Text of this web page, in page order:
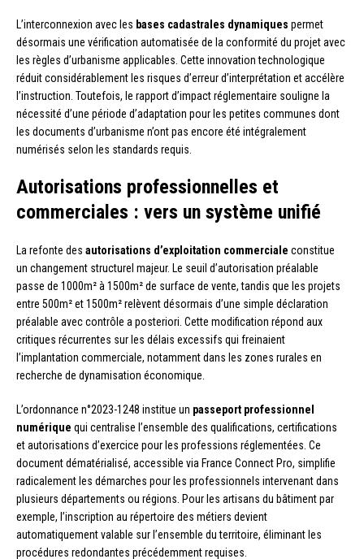
L’interconnexion avec les bases cadastrales dynamiques permet
désormais une vérification automatisée de la conformité du projet avec
les règles d’urbanisme applicables. Cette innovation technologique
réduit considérablement les risques d’erreur d’interprétation et accélère
l’instruction. Toutefois, le rapport d’impact réglementaire souligne la
nécessité d’une période d’adaptation pour les petites communes dont
les documents d’urbanisme n’ont pas encore été intégralement
numérisés selon les standards requis.
Autorisations professionnelles et
commerciales : vers un système unifié
La refonte des autorisations d’exploitation commerciale constitue
un changement structurel majeur. Le seuil d’autorisation préalable
passe de 1000m² à 1500m² de surface de vente, tandis que les projets
entre 500m² et 1500m² relèvent désormais d’une simple déclaration
préalable avec contrôle a posteriori. Cette modification répond aux
critiques récurrentes sur les délais excessifs qui freinaient
l’implantation commerciale, notamment dans les zones rurales en
recherche de dynamisation économique.
L’ordonnance n°2023-1248 institue un passeport professionnel
numérique qui centralise l’ensemble des qualifications, certifications
et autorisations d’exercice pour les professions réglementées. Ce
document dématérialisé, accessible via France Connect Pro, simplifie
radicalement les démarches pour les professionnels intervenant dans
plusieurs départements ou régions. Pour les artisans du bâtiment par
exemple, l’inscription au répertoire des métiers devient
automatiquement valable sur l’ensemble du territoire, éliminant les
procédures redondantes précédemment requises.